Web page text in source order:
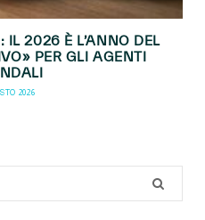
IL 2026 È L’ANNO DEL
PER GLI AGENTI
2026